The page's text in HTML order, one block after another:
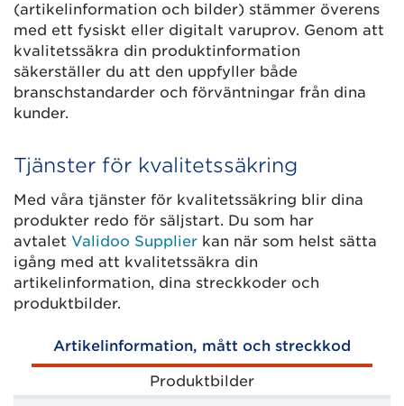
(artikelinformation och bilder) stämmer överens
med ett fysiskt eller digitalt varuprov. Genom att
kvalitetssäkra din produktinformation
säkerställer du att den uppfyller både
branschstandarder och förväntningar från dina
kunder.
Tjänster för kvalitetssäkring
Med våra tjänster för kvalitetssäkring blir dina
produkter redo för säljstart. Du som har
avtalet Validoo Supplier kan när som helst sätta
igång med att kvalitetssäkra din
artikelinformation, dina streckkoder och
produktbilder.
Artikelinformation, mått och streckkod
Produktbilder